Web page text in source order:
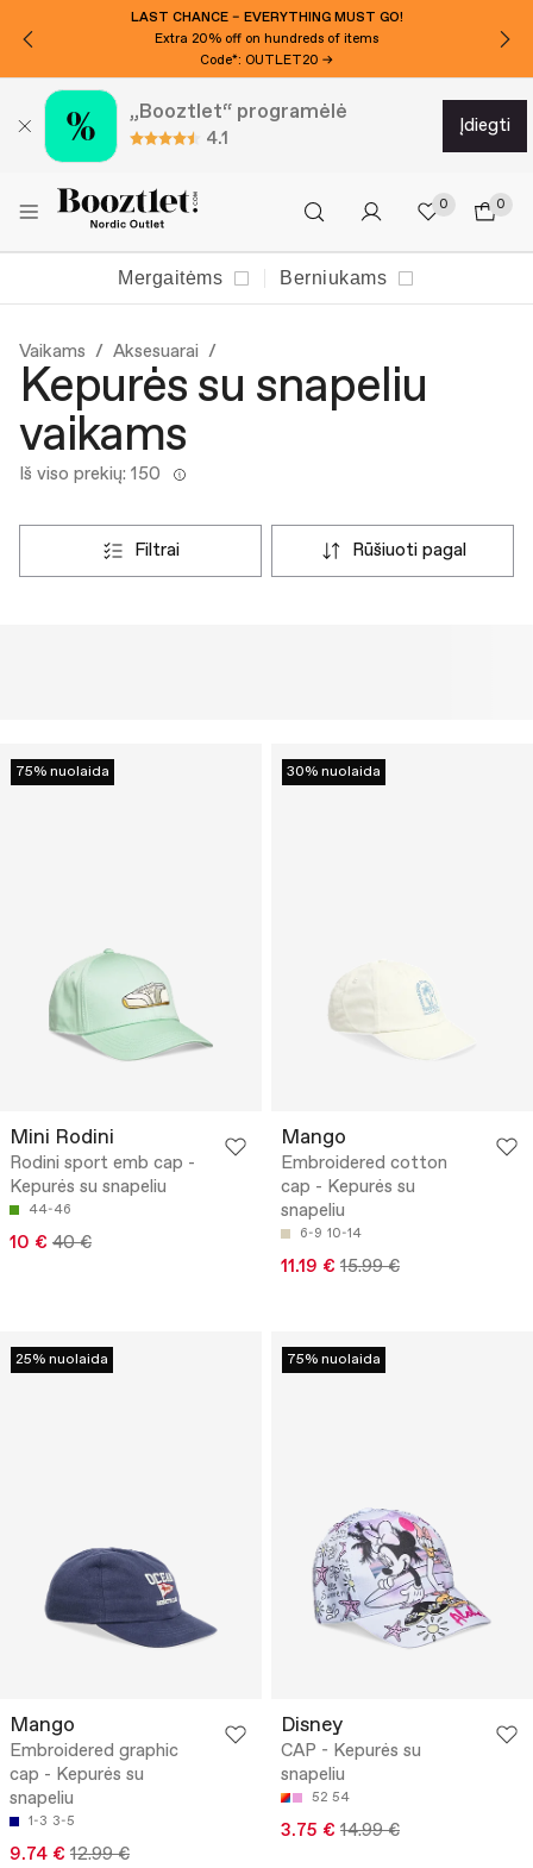
LAST CHANCE – EVERYTHING MUST GO!
Extra 20% off on hundreds of items
Code*: OUTLET20 →
„Booztlet“ programėlė
4.1
įdiegti
0 0
Mergaitėms Berniukams
Vaikams Aksesuarai
Kepurės su snapeliu
vaikams
Iš viso prekių: 150
filtrai rūšiuoti pagal
75% nuolaida
Mini Rodini
Rodini sport emb cap -
Kepurės su snapeliu
44-46
10 € 40 €
30% nuolaida
Mango
Embroidered cotton
cap - Kepurės su
snapeliu
6-9 10-14
11.19 € 15.99 €
25% nuolaida
Mango
Embroidered graphic
cap - Kepurės su
snapeliu
1-3 3-5
9.74 € 12.99 €
75% nuolaida
Disney
CAP - Kepurės su
snapeliu
52 54
3.75 € 14.99 €